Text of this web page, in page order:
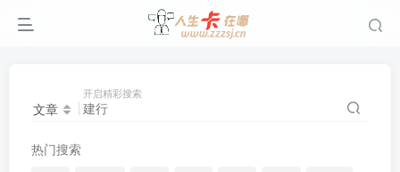
文章
开启精彩搜索
热门搜索